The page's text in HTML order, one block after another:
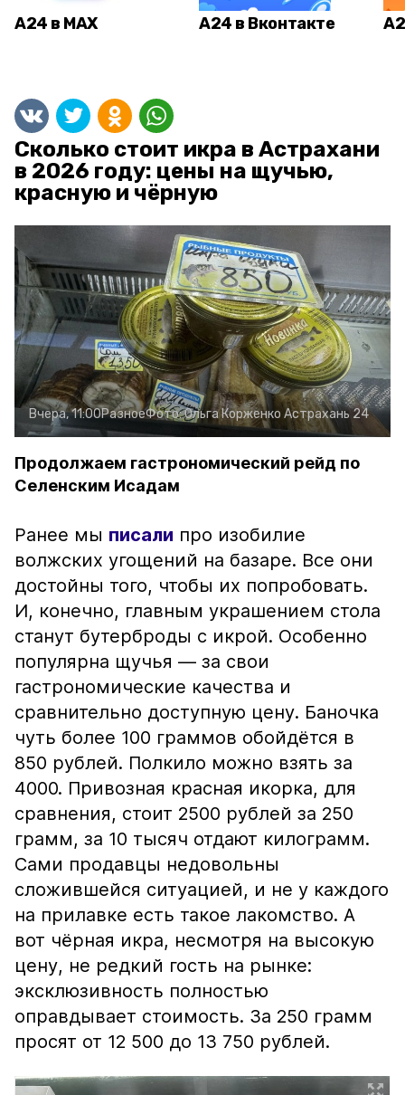
А24 в MAX А24 в Вконтакте
Сколько стоит икра в Астрахани
в 2026 году: цены на щучью,
красную и чёрную
Вчера, 11:00РазноеФото:Ольга Корженко Астрахань 24
Продолжаем гастрономический рейд по
Селенским Исадам
Ранее мы писали про изобилие
волжских угощений на базаре. Все они
достойны того, чтобы их попробовать.
И, конечно, главным украшением стола
станут бутерброды с икрой. Особенно
популярна щучья — за свои
гастрономические качества и
сравнительно доступную цену. Баночка
чуть более 100 граммов обойдётся в
850 рублей. Полкило можно взять за
4000. Привозная красная икорка, для
сравнения, стоит 2500 рублей за 250
грамм, за 10 тысяч отдают килограмм.
Сами продавцы недовольны
сложившейся ситуацией, и не у каждого
на прилавке есть такое лакомство. А
вот чёрная икра, несмотря на высокую
цену, не редкий гость на рынке:
эксклюзивность полностью
оправдывает стоимость. За 250 грамм
просят от 12 500 до 13 750 рублей.